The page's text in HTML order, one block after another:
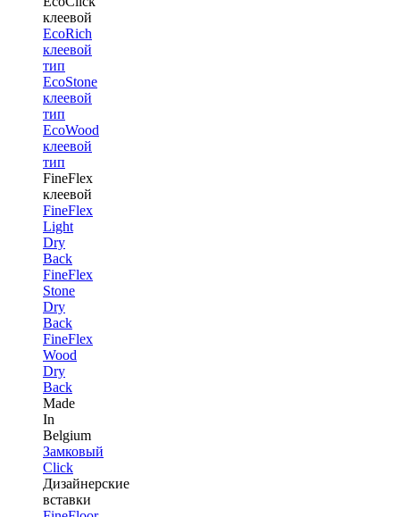
клеевой
EcoRich
клеевой
тип
EcoStone
клеевой
тип
EcoWood
клеевой
тип
FineFlex
клеевой
FineFlex
Light
Dry
Back
FineFlex
Stone
Dry
Back
FineFlex
Wood
Dry
Back
Made
In
Belgium
Замковый
Click
Дизайнерские
вставки